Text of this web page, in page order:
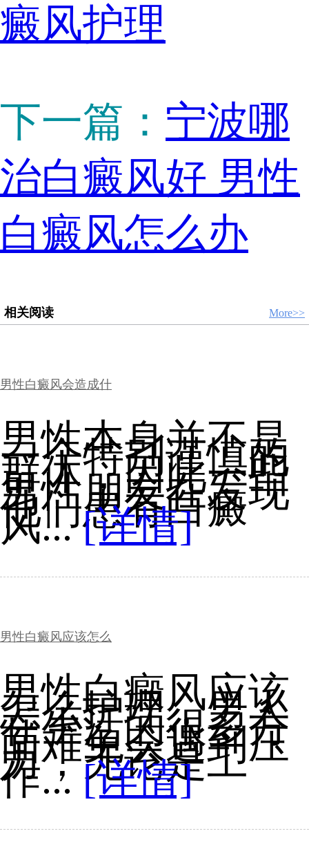
癜风护理
下一篇： 宁波哪
治白癜风好 男性
白癜风怎么办
相关阅读 More>>
男性白癜风会造成什
男性本身并不是
一个特别谨慎的
群体，因此一些
男性朋友在发现
他们患有白癜
风...[详情]
男性白癜风应该怎么
男性白癜风应该
怎么护理，男人
在生活的很多方
面难免会遇到压
力，无论是工
作... [详情]